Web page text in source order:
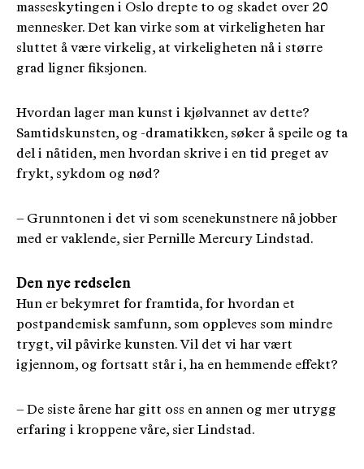
masseskytingen i Oslo drepte to og skadet over 20
mennesker. Det kan virke som at virkeligheten har
sluttet å være virkelig, at virkeligheten nå i større
grad ligner fiksjonen.
Hvordan lager man kunst i kjølvannet av dette?
Samtidskunsten, og -dramatikken, søker å speile og ta
del i nåtiden, men hvordan skrive i en tid preget av
frykt, sykdom og nød?
– Grunntonen i det vi som scenekunstnere nå jobber
med er vaklende, sier Pernille Mercury Lindstad.
Den nye redselen
Hun er bekymret for framtida, for hvordan et
postpandemisk samfunn, som oppleves som mindre
trygt, vil påvirke kunsten. Vil det vi har vært
igjennom, og fortsatt står i, ha en hemmende effekt?
– De siste årene har gitt oss en annen og mer utrygg
erfaring i kroppene våre, sier Lindstad.